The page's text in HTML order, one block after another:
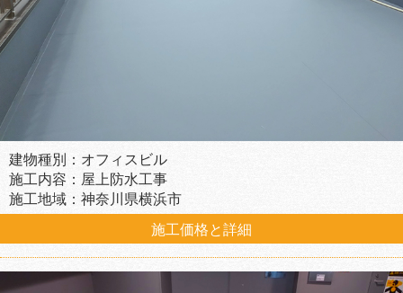
建物種別：オフィスビル
施工内容：屋上防水工事
施工地域：神奈川県横浜市
施工価格と詳細